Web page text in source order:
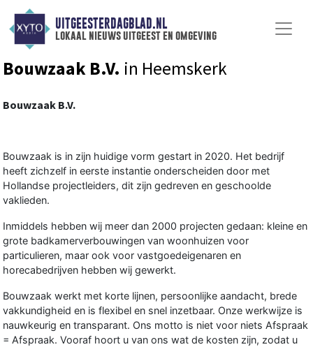
UITGEESTERDAGBLAD.NL
lokaal nieuws uitgeest en omgeving
Bouwzaak B.V. in Heemskerk
Bouwzaak B.V.
Bouwzaak is in zijn huidige vorm gestart in 2020. Het bedrijf
heeft zichzelf in eerste instantie onderscheiden door met
Hollandse projectleiders, dit zijn gedreven en geschoolde
vaklieden.
Inmiddels hebben wij meer dan 2000 projecten gedaan: kleine en
grote badkamerverbouwingen van woonhuizen voor
particulieren, maar ook voor vastgoedeigenaren en
horecabedrijven hebben wij gewerkt.
Bouwzaak werkt met korte lijnen, persoonlijke aandacht, brede
vakkundigheid en is flexibel en snel inzetbaar. Onze werkwijze is
nauwkeurig en transparant. Ons motto is niet voor niets Afspraak
= Afspraak. Vooraf hoort u van ons wat de kosten zijn, zodat u